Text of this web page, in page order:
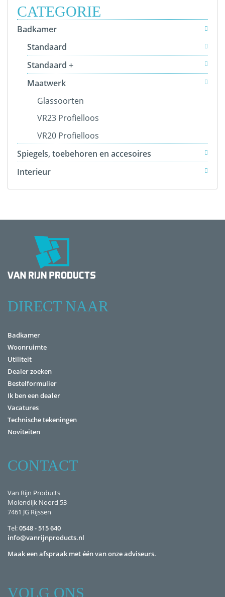
CATEGORIE
Badkamer
Standaard
Standaard +
Maatwerk
Glassoorten
VR23 Profielloos
VR20 Profielloos
Spiegels, toebehoren en accesoires
Interieur
DIRECT NAAR
Badkamer
Woonruimte
Utiliteit
Dealer zoeken
Bestelformulier
Ik ben een dealer
Vacatures
Technische tekeningen
Noviteiten
CONTACT
Van Rijn Products
Molendijk Noord 53
7461 JG Rijssen
Tel:0548 - 515 640
info@vanrijnproducts.nl
Maak een afspraak met één van onze adviseurs.
VOLG ONS